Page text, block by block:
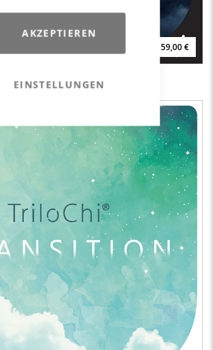
AKZEPTIEREN
EINSTELLUNGEN
59,00 €
goDEEP #7 - LICENSE